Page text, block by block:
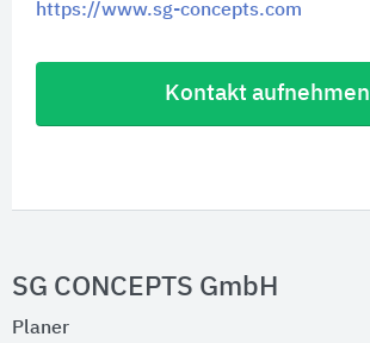
https://www.sg-concepts.com
Kontakt aufnehmen
SG CONCEPTS GmbH
Planer